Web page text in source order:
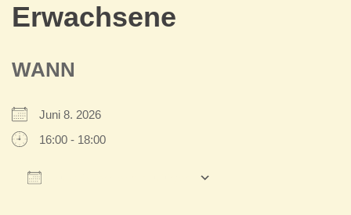
Erwachsene
WANN
Juni 8. 2026
16:00 - 18:00